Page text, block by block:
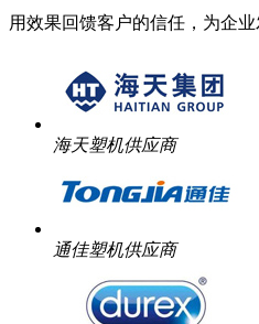
用效果回馈客户的信任，为企
海天塑机供应商
通佳塑机供应商